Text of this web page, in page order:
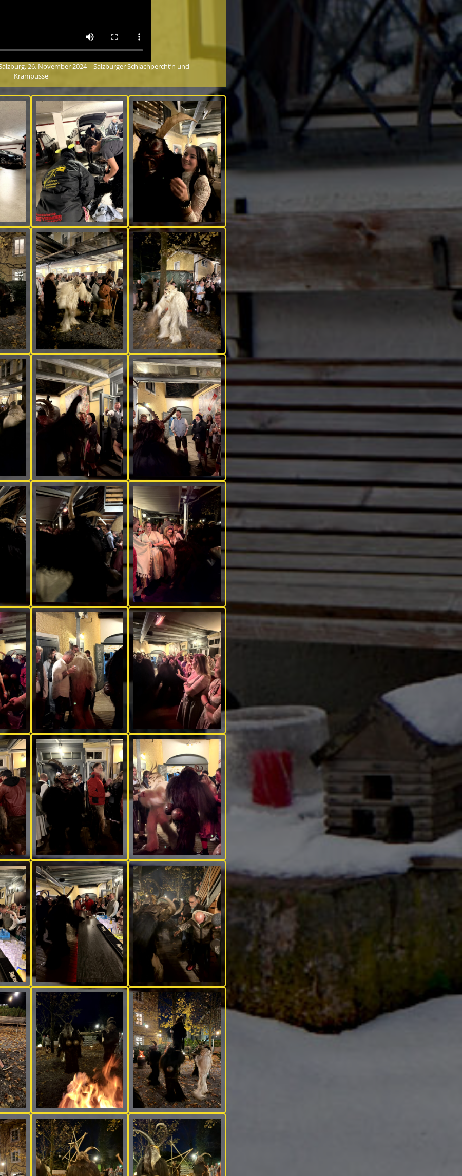
26. November 2024 | Salzburger Schiachpercht’n und
Krampusse